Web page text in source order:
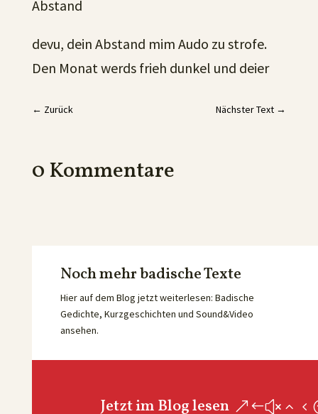
Abstand
devu, dein Abstand mim Audo zu strofe.
Den Monat werds frieh dunkel und deier
← Zurück Nächster Text →
0 Kommentare
Noch mehr badische Texte
Hier auf dem Blog jetzt weiterlesen: Badische
Gedichte, Kurzgeschichten und Sound&Video
ansehen.
Jetzt im Blog lesen